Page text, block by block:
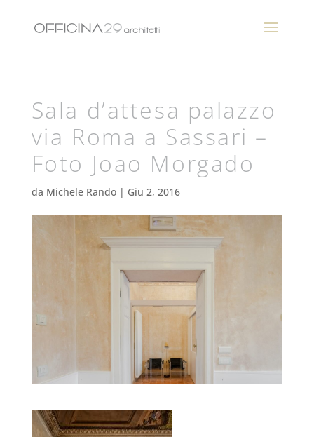
Sala d’attesa palazzo
via Roma a Sassari –
Foto Joao Morgado
da Michele Rando| Giu 2, 2016